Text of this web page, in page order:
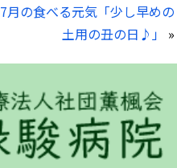
7月の食べる元気「少し早めの
土用の丑の日♪」
»